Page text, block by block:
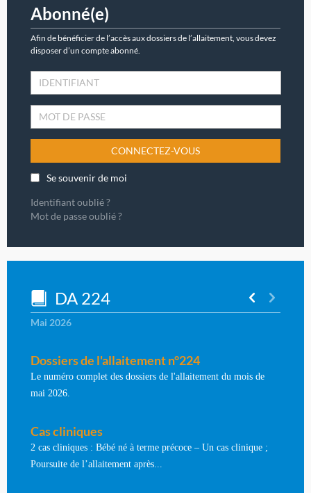
Abonné(e)
Afin de bénéficier de l’accès aux dossiers de l’allaitement, vous devez
disposer d’un compte abonné.
CONNECTEZ-VOUS
Se souvenir de moi
Identifiant oublié ?
Mot de passe oublié ?
DA 224
Mai 2026
Dossiers de l'allaitement n°224
Le numéro complet des dossiers de l'allaitement du mois de
mai 2026.
Cas cliniques
2 cas cliniques : Bébé né à terme précoce – Un cas clinique ;
Poursuite de l’allaitement après...